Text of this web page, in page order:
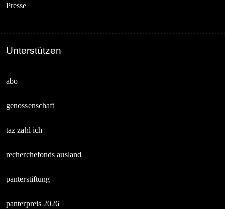
Presse
Unterstützen
abo
genossenschaft
taz zahl ich
recherchefonds ausland
panterstiftung
panterpreis 2026